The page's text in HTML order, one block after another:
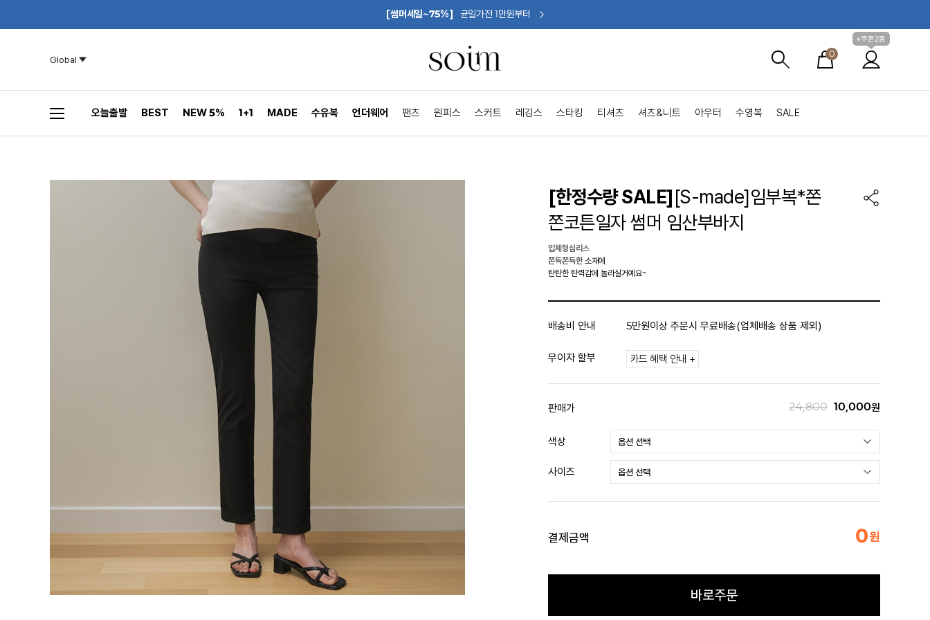
[썸머세일~75%] 균일가전 1만원부터
Global
0
+쿠폰2종
오늘출발 BEST NEW 5% 1+1 MADE 수유복 언더웨어 팬츠 원피스 스커트 레깅스 스타킹 티셔츠 셔츠&니트 아우터 수영복 SALE
[한정수량 SALE][S-made]임부복*쫀
쫀코튼일자 썸머 임산부바지
입체형심리스
쫀득쫀득한 소재에
탄탄한 탄력감에 놀라실거예요~
배송비 안내 5만원이상 주문시 무료배송(업체배송 상품 제외)
무이자 할부 카드 혜택 안내 +
판매가 24,800 10,000원
색상
사이즈
결제금액 0원
바로주문